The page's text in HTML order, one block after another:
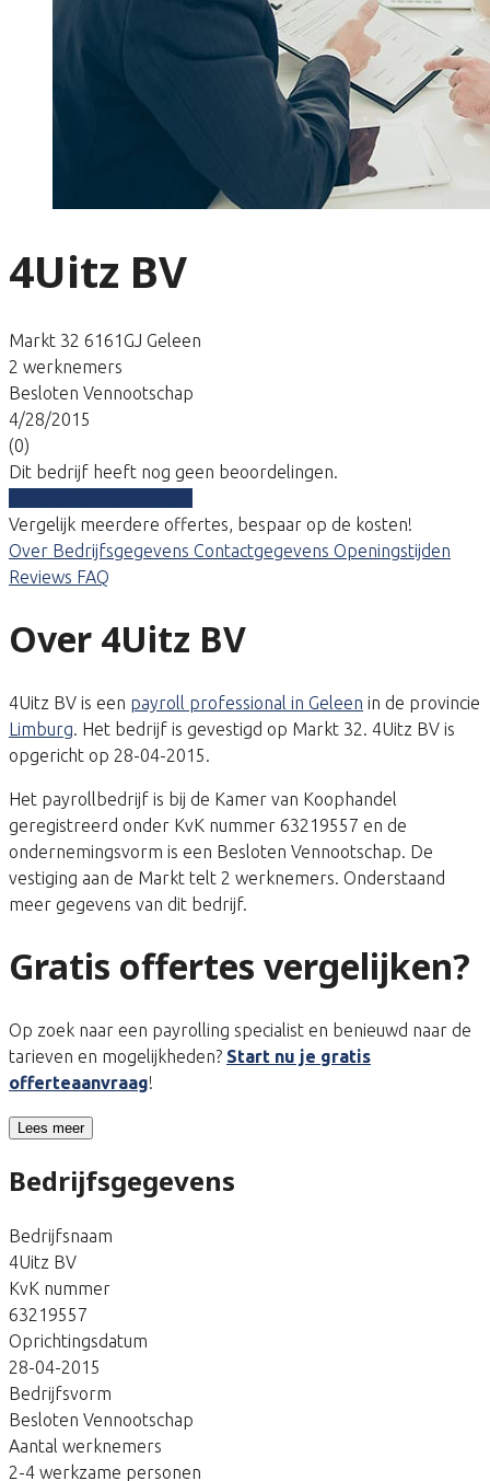
4Uitz BV
Markt 32 6161GJ Geleen
2 werknemers
Besloten Vennootschap
4/28/2015
(0)
Dit bedrijf heeft nog geen beoordelingen.
Vergelijk meerdere offertes, bespaar op de kosten!
Over Bedrijfsgegevens Contactgegevens Openingstijden
Reviews FAQ
Over 4Uitz BV
4Uitz BV is een payroll professional in Geleen in de provincie
Limburg. Het bedrijf is gevestigd op Markt 32. 4Uitz BV is
opgericht op 28-04-2015.
Het payrollbedrijf is bij de Kamer van Koophandel
geregistreerd onder KvK nummer 63219557 en de
ondernemingsvorm is een Besloten Vennootschap. De
vestiging aan de Markt telt 2 werknemers. Onderstaand
meer gegevens van dit bedrijf.
Gratis offertes vergelijken?
Op zoek naar een payrolling specialist en benieuwd naar de
tarieven en mogelijkheden? Start nu je gratis
offerteaanvraag!
Lees meer
Bedrijfsgegevens
Bedrijfsnaam
4Uitz BV
KvK nummer
63219557
Oprichtingsdatum
28-04-2015
Bedrijfsvorm
Besloten Vennootschap
Aantal werknemers
2-4 werkzame personen